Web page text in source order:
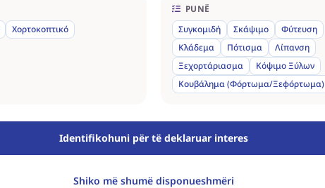
Χορτοκοπτικό
PUNË
Συγκομιδή
Σκάψιμο
Φύτευση
Κλάδεμα
Πότισμα
Λίπανση
Ξεχορτάριασμα
Κόψιμο Ξύλων
Κουβάλημα (Φόρτωμα/Ξεφόρτωμα)
Identifikohuni për të deklaruar interes
Shiko më shumë disponueshmëri